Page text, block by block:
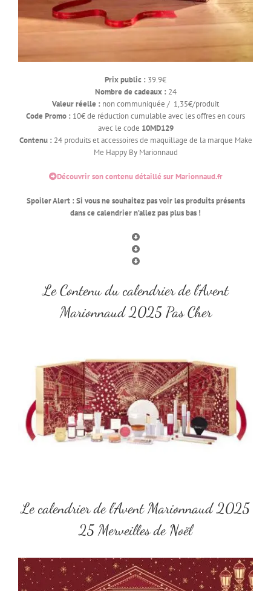
Prix public : 39.9€
Nombre de cadeaux : 24
Valeur réelle : non communiquée / 1,35€/produit
Code Promo : 10€ de réduction cumulable avec les offres en cours
avec le code 10MD129
Contenu : 24 produits et accessoires de maquillage de la marque Make
Me Happy By Marionnaud
Découvrir son contenu détaillé sur Marionnaud.fr
Spoiler Alert : Si vous ne souhaitez pas voir les produits présents
dans ce calendrier n’allez pas plus bas !
Le Contenu du calendrier de l’Avent
Marionnaud 2025 Pas Cher
Le calendrier de l’Avent Marionnaud 2025
25 Merveilles de Noël